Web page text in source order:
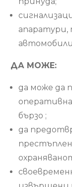
апаратури,
ДА МОЖЕ:
да може да
бързо ;
да